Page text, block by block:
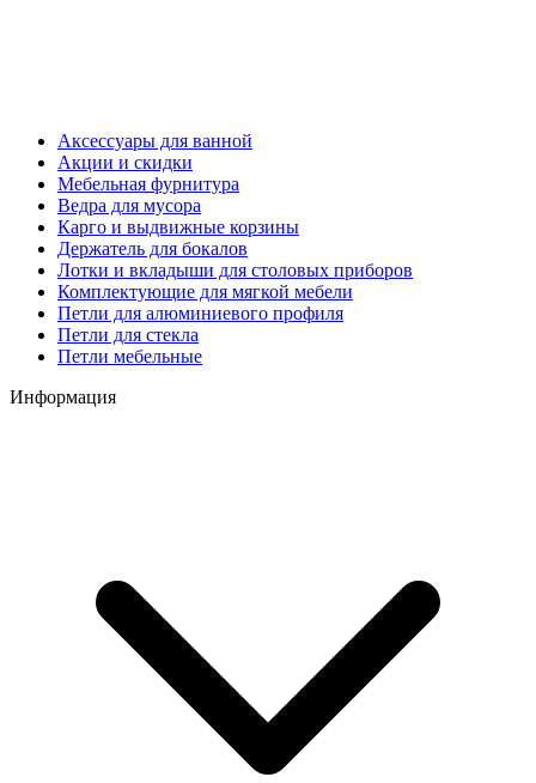
Аксессуары для ванной
Акции и скидки
Мебельная фурнитура
Ведра для мусора
Карго и выдвижные корзины
Держатель для бокалов
Лотки и вкладыши для столовых приборов
Комплектующие для мягкой мебели
Петли для алюминиевого профиля
Петли для стекла
Петли мебельные
Информация